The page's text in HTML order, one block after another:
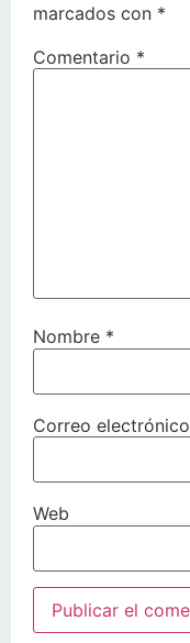
marcados con *
Comentario *
Nombre *
Correo electrónico
Web